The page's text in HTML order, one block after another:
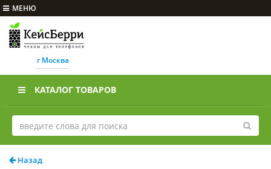
МЕНЮ
г Москва
КАТАЛОГ ТОВАРОВ
Назад